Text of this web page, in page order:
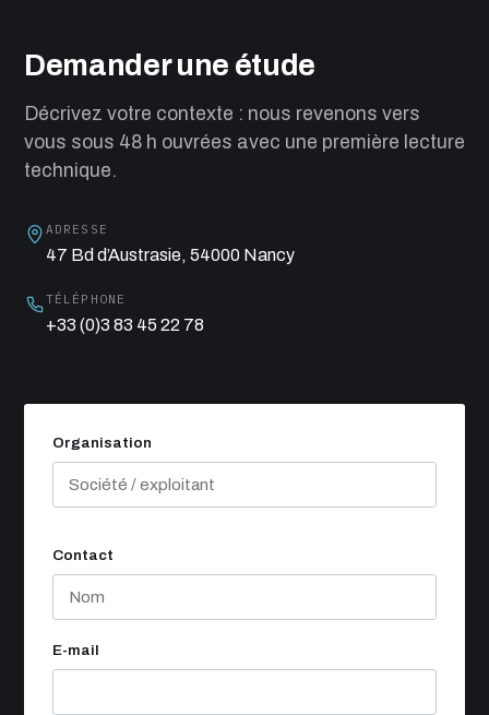
Demander une étude
Décrivez votre contexte : nous revenons vers
vous sous 48 h ouvrées avec une première lecture
technique.
ADRESSE
47 Bd d’Austrasie, 54000 Nancy
TÉLÉPHONE
+33 (0)3 83 45 22 78
Organisation
Contact
E-mail